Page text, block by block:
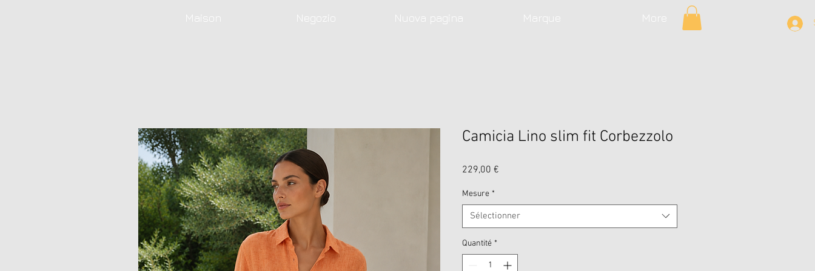
Maison Negozio Nuova pagina Marque More
Camicia Lino slim fit Corbezzolo
229,00 €
Mesure *
Sélectionner
Quantité *